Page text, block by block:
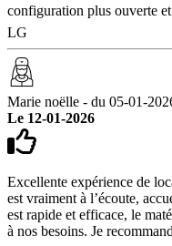
configuration plus ouverte
LG
Marie noëlle - du 05-01-
Le 12-01-2026
Excellente expérience de
est vraiment à l’écoute,
est rapide et efficace, le
à nos besoins. Je